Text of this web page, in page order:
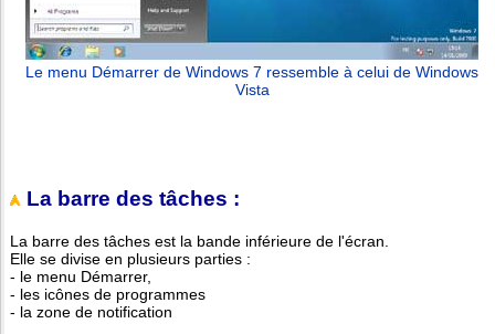
Le menu Démarrer de Windows 7 ressemble à celui de Windows
Vista
La barre des tâches :
La barre des tâches est la bande inférieure de l'écran.
Elle se divise en plusieurs parties :
- le menu Démarrer,
- les icônes de programmes
- la zone de notification